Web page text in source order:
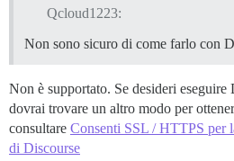
Qcloud1223:
Non sono sicuro di come farlo con
Non è supportato. Se desideri
dovrai trovare un altro modo per
consultare Consenti SSL / HTTPS per
di Discourse